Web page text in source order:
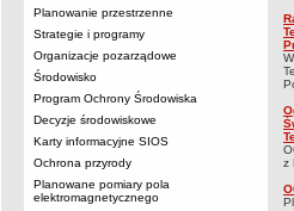
Planowanie przestrzenne
Strategie i programy
Organizacje pozarządowe
Środowisko
Program Ochrony Środowiska
Decyzje środowiskowe
Karty informacyjne SIOS
Ochrona przyrody
Planowane pomiary pola
elektromagnetycznego
z